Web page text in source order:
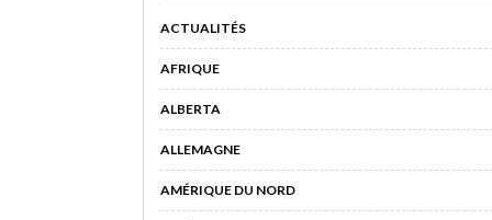
ACTUALITÉS
AFRIQUE
ALBERTA
ALLEMAGNE
AMÉRIQUE DU NORD